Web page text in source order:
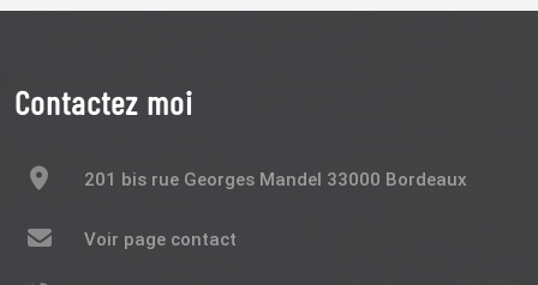
Contactez moi
201 bis rue Georges Mandel 33000 Bordeaux
Voir page contact